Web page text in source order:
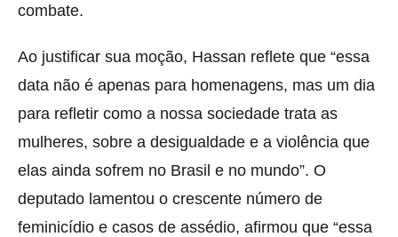
combate.
Ao justificar sua moção, Hassan reflete que “essa
data não é apenas para homenagens, mas um dia
para refletir como a nossa sociedade trata as
mulheres, sobre a desigualdade e a violência que
elas ainda sofrem no Brasil e no mundo”. O
deputado lamentou o crescente número de
feminicídio e casos de assédio, afirmou que “essa